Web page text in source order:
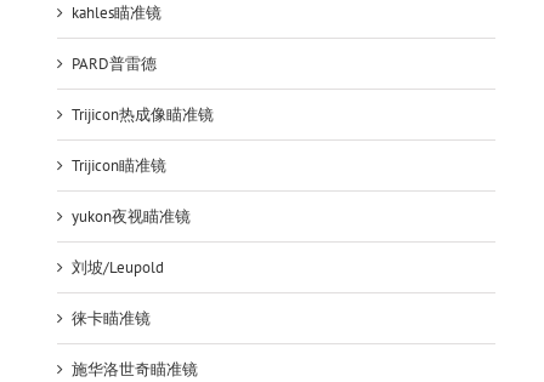
kahles瞄准镜
PARD普雷德
Trijicon热成像瞄准镜
Trijicon瞄准镜
yukon夜视瞄准镜
刘坡/Leupold
徕卡瞄准镜
施华洛世奇瞄准镜